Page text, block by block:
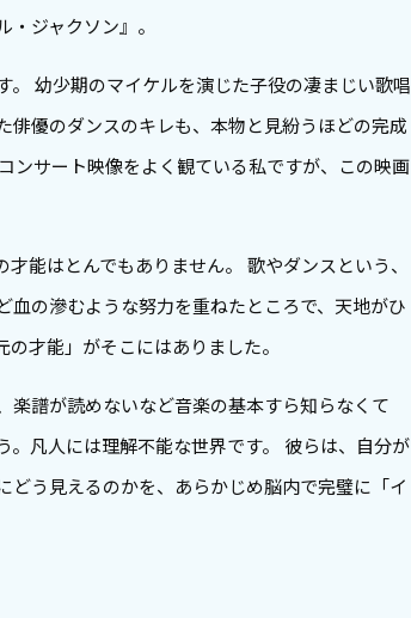
ジャクソン』。
幼少期のマイケルを演じた子役の凄まじい歌唱
優のダンスのキレも、本物と見紛うほどの完成
ンサート映像をよく観ている私ですが、この映画
能はとんでもありません。 歌やダンスという、
の滲むような努力を重ねたところで、天地がひ
才能」がそこにはありました。
譜が読めないなど音楽の基本すら知らなくて
凡人には理解不能な世界です。 彼らは、自分が
う見えるのかを、あらかじめ脳内で完璧に「イ